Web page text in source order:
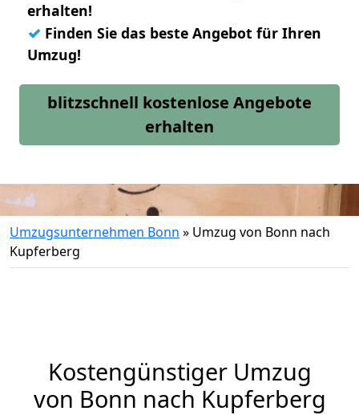
erhalten!
✓ Finden Sie das beste Angebot für Ihren
Umzug!
blitzschnell kostenlose Angebote
erhalten
Umzugsunternehmen Bonn » Umzug von Bonn nach
Kupferberg
Kostengünstiger Umzug
von Bonn nach Kupferberg